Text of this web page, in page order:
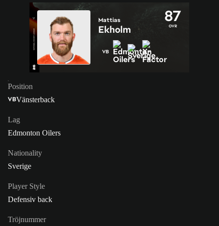
87
OVR
Mattias
Ekholm
VB
Position
VBVänsterback
Lag
Edmonton Oilers
Nationality
Sverige
Player Style
Defensiv back
Tröjnummer